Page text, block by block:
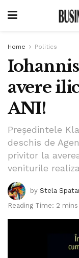
Home Politics
avere
ANI!
Președintele
deschis de
privitor la
veniturile
by Stela
Reading Time: 2 mins